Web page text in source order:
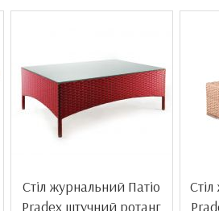
Стіл журнальний Патіо
Pradex штучний ротанг